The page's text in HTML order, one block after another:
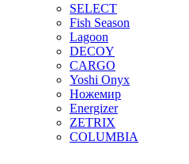
SELECT
Fish Season
Lagoon
DECOY
CARGO
Yoshi Onyx
Ножемир
Energizer
ZETRIX
COLUMBIA